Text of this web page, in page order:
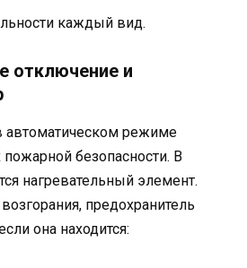
каждый вид.
отключение и
автоматическом режиме
безопасности. В
нагревательный элемент.
предохранитель
она находится: